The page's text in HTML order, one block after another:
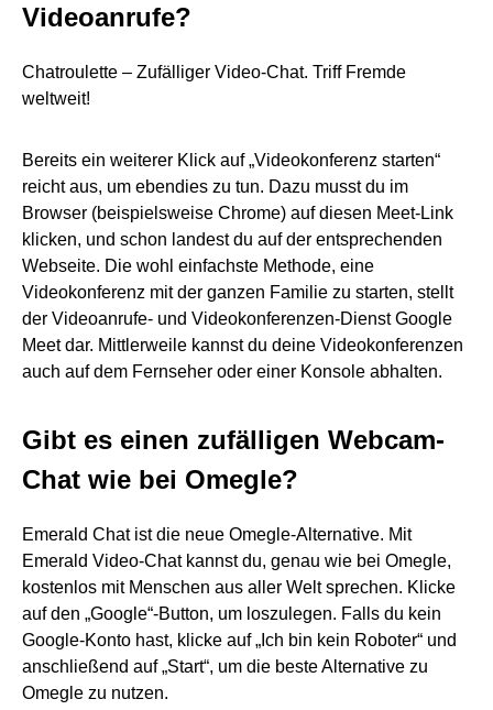
Videoanrufe?
Chatroulette – Zufälliger Video-Chat. Triff Fremde
weltweit!
Bereits ein weiterer Klick auf „Videokonferenz starten“
reicht aus, um ebendies zu tun. Dazu musst du im
Browser (beispielsweise Chrome) auf diesen Meet-Link
klicken, und schon landest du auf der entsprechenden
Webseite. Die wohl einfachste Methode, eine
Videokonferenz mit der ganzen Familie zu starten, stellt
der Videoanrufe- und Videokonferenzen-Dienst Google
Meet dar. Mittlerweile kannst du deine Videokonferenzen
auch auf dem Fernseher oder einer Konsole abhalten.
Gibt es einen zufälligen Webcam-
Chat wie bei Omegle?
Emerald Chat ist die neue Omegle-Alternative. Mit
Emerald Video-Chat kannst du, genau wie bei Omegle,
kostenlos mit Menschen aus aller Welt sprechen. Klicke
auf den „Google“-Button, um loszulegen. Falls du kein
Google-Konto hast, klicke auf „Ich bin kein Roboter“ und
anschließend auf „Start“, um die beste Alternative zu
Omegle zu nutzen.